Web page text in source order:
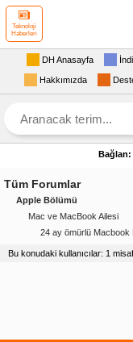
Teknoloji
Haberleri
DH Anasayfa
Hakkımızda
Bağlan:
Tüm Forumlar
Apple Bölümü
Mac ve MacBook Ailesi
24 ay ömürlü Macbook
Bu konudaki kullanıcılar: 1